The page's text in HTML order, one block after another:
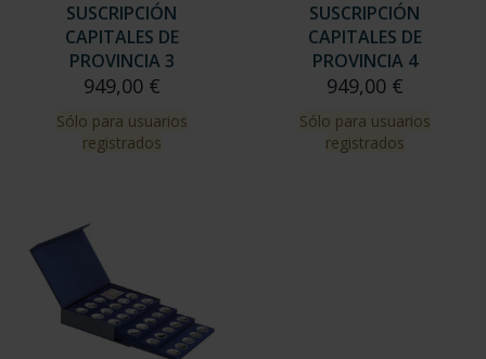
SUSCRIPCIÓN
CAPITALES DE
PROVINCIA 3
949,00 €
Sólo para usuarios
registrados
SUSCRIPCIÓN
CAPITALES DE
PROVINCIA 4
949,00 €
Sólo para usuarios
registrados